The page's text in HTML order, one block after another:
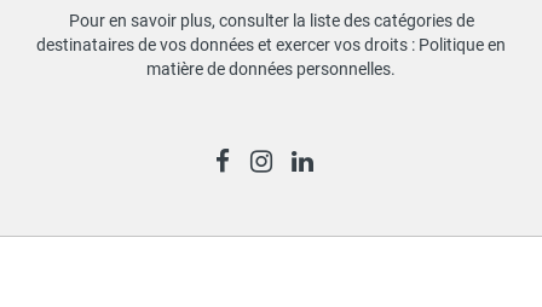
Pour en savoir plus, consulter la liste des catégories de
destinataires de vos données et exercer vos droits : Politique en
matière de données personnelles.